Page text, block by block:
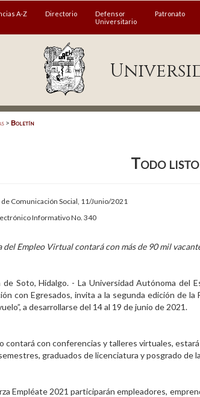
A-Z Directorio
Defensor
Universitario
Patronato
> Boletín
Todo listo
Comunicación Social, 11/Junio/2021
Informativo No. 340
del Empleo Virtual contará con más de 90 mil
de Soto, Hidalgo. - La Universidad Autónoma del
con Egresados, invita a la segunda edición de
a desarrollarse del 14 al 19 de junio de 2021.
contará con conferencias y talleres virtuales,
graduados de licenciatura y posgrado de
Empléate 2021 participarán empleadores,